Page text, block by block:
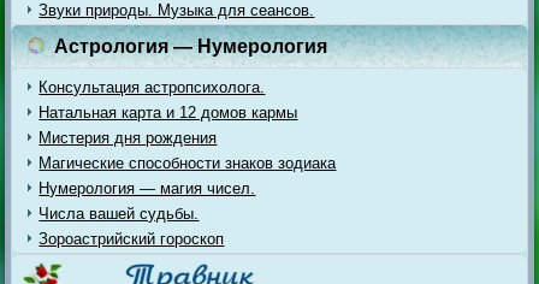
Звуки природы. Музыка для сеансов.
Астрология — Нумерология
Консультация астропсихолога.
Натальная карта и 12 домов кармы
Мистерия дня рождения
Магические способности знаков зодиака
Нумерология — магия чисел.
Числа вашей судьбы.
Зороастрийский гороскоп